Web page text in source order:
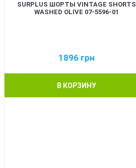
SURPLUS ШОРТЫ VINTAGE SHORTS
WASHED OLIVE 07-5596-01
1896 грн
В КОРЗИНУ